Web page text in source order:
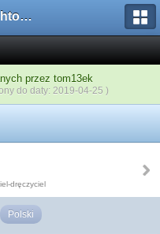
Forum Watchtower
przez tom13ek
do daty: 2019-04-25 )
dręczyciel
Polski